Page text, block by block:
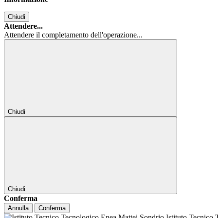
Chiudi
Attendere...
Attendere il completamento dell'operazione...
Chiudi
Chiudi
Conferma
Annulla Conferma